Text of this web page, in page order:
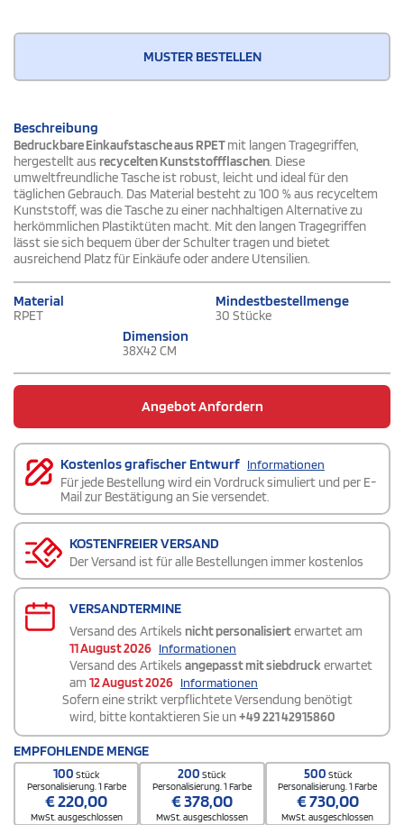
MUSTER BESTELLEN
Beschreibung
Bedruckbare Einkaufstasche aus RPETmit langen Tragegriffen,
hergestellt aus recycelten Kunststoffflaschen. Diese
umweltfreundliche Tasche ist robust, leicht und ideal für den
täglichen Gebrauch. Das Material besteht zu 100 % aus recyceltem
Kunststoff, was die Tasche zu einer nachhaltigen Alternative zu
herkömmlichen Plastiktüten macht. Mit den langen Tragegriffen
lässt sie sich bequem über der Schulter tragen und bietet
ausreichend Platz für Einkäufe oder andere Utensilien.
Material
RPET
Mindestbestellmenge
30 Stücke
Dimension
38X42 CM
Angebot Anfordern
Kostenlos grafischer Entwurf Informationen
Für jede Bestellung wird ein Vordruck simuliert und per E-
Mail zur Bestätigung an Sie versendet.
KOSTENFREIER VERSAND
Der Versand ist für alle Bestellungen immer kostenlos
VERSANDTERMINE
Versand des Artikels nicht personalisierterwartet am
11 August 2026 Informationen
Versand des Artikels angepasst mit siebdruckerwartet
am 12 August 2026 Informationen
Sofern eine strikt verpflichtete Versendung benötigt
wird, bitte kontaktieren Sie un+49 221 42915860
EMPFOHLENDE MENGE
100Stück
Personalisierung. 1 Farbe
€220,00
MwSt. ausgeschlossen
200Stück
Personalisierung. 1 Farbe
€378,00
MwSt. ausgeschlossen
500 Stück
Personalisierung. 1 Farbe
€730,00
MwSt. ausgeschlossen